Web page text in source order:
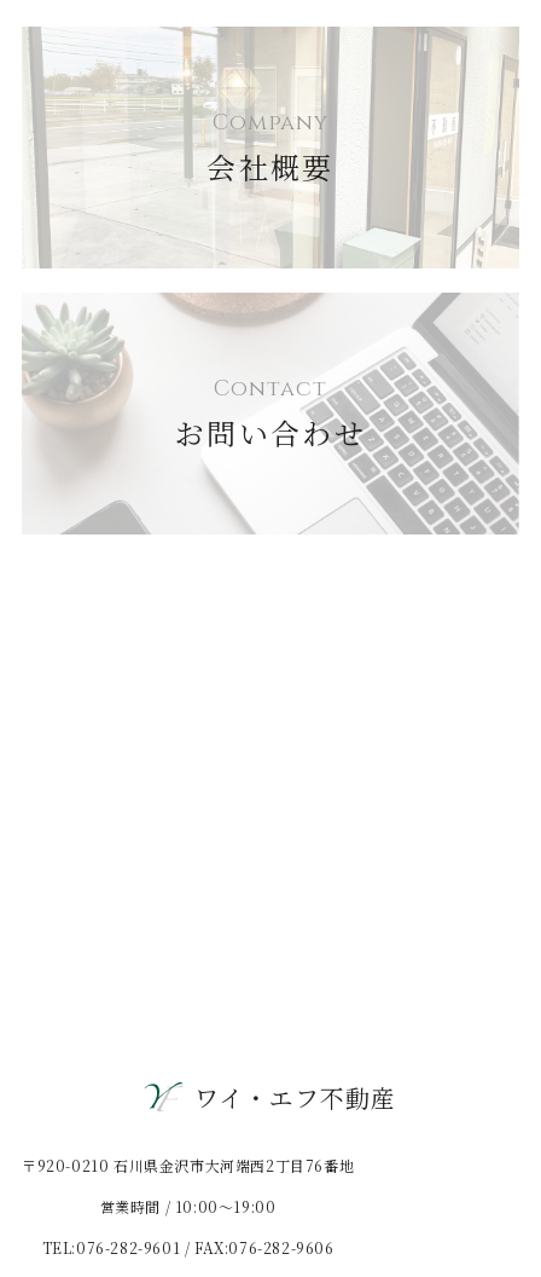
Company
会社概要
Contact
お問い合わせ
ワイ・エフ不動産
〒920-0210 石川県金沢市大河端西2丁目76番地
営業時間 / 10:00〜19:00
TEL:076-282-9601 / FAX:076-282-9606